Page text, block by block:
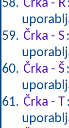
Črka - R
Črka - S
Črka - Š
Črka - T